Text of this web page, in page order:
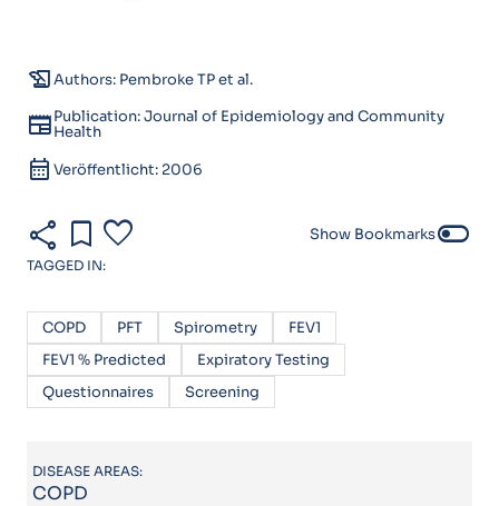
history_eduAuthors: Pembroke TP et al.
newspaperPublication: Journal of Epidemiology and Community
Health
calendar_month Veröffentlicht: 2006
share bookmark favorite Show Bookmarkstoggle_off
TAGGED IN:
COPD PFT Spirometry
FEV1
FEV1 % Predicted
Expiratory Testing
Questionnaires
Screening
DISEASE AREAS:
COPD